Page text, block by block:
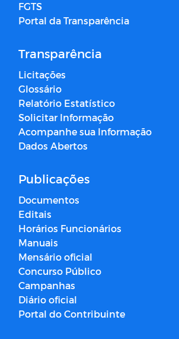
FGTS
Portal da Transparência
Transparência
Licitações
Glossário
Relatório Estatístico
Solicitar Informação
Acompanhe sua Informação
Dados Abertos
Publicações
Documentos
Editais
Horários Funcionários
Manuais
Mensário oficial
Concurso Público
Campanhas
Diário oficial
Portal do Contribuinte